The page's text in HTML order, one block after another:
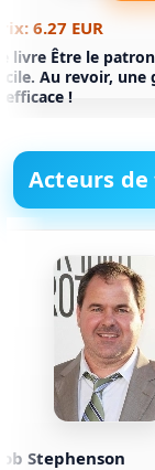
6.27 EUR
livre Être le
Au revoir, une
!
Acteurs
Stephenson